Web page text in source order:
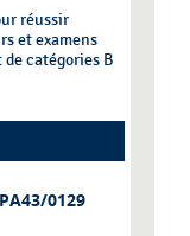
réussir
et examens
catégories B
0129